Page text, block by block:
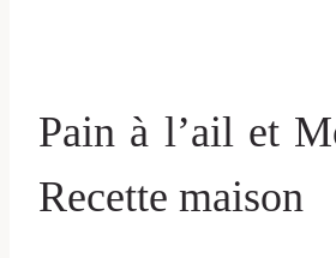
Pain à l’ail et
Recette maison